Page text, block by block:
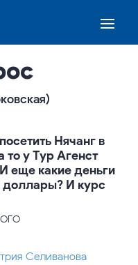
Нячанг в
то у Тур Агенст
еще какие деньги
доллары? И курс
Селиванова